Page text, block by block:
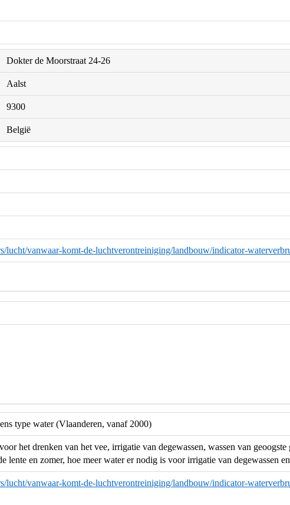
Dokter de Moorstraat 24-26
Aalst
9300
België
lucht/vanwaar-komt-de-luchtverontreiniging/landbouw/indicator-
type water (Vlaanderen, vanaf 2000)
het drenken van het vee, irrigatie van degewassen, wassen van geoogste
lente en zomer, hoe meer water er nodig is voor irrigatie van degewassen
lucht/vanwaar-komt-de-luchtverontreiniging/landbouw/indicator-